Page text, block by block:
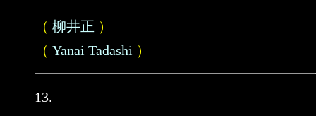
（ 柳井正 ）
（ Yanai Tadashi ）
13.